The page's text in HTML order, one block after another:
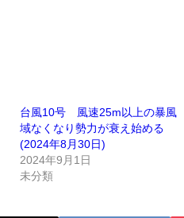
台風10号 風速25m以上の暴風
域なくなり勢力が衰え始める
(2024年8月30日)
2024年9月1日
未分類